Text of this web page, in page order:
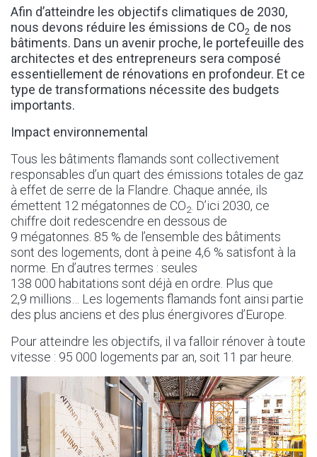
Afin d’atteindre les objectifs climatiques de 2030,
nous devons réduire les émissions de CO2 de nos
bâtiments. Dans un avenir proche, le portefeuille des
architectes et des entrepreneurs sera composé
essentiellement de rénovations en profondeur. Et ce
type de transformations nécessite des budgets
importants.
Impact environnemental
Tous les bâtiments flamands sont collectivement
responsables d’un quart des émissions totales de gaz
à effet de serre de la Flandre. Chaque année, ils
émettent 12 mégatonnes de CO2. D’ici 2030, ce
chiffre doit redescendre en dessous de
9 mégatonnes. 85 % de l’ensemble des bâtiments
sont des logements, dont à peine 4,6 % satisfont à la
norme. En d’autres termes : seules
138 000 habitations sont déjà en ordre. Plus que
2,9 millions… Les logements flamands font ainsi partie
des plus anciens et des plus énergivores d’Europe.
Pour atteindre les objectifs, il va falloir rénover à toute
vitesse : 95 000 logements par an, soit 11 par heure.